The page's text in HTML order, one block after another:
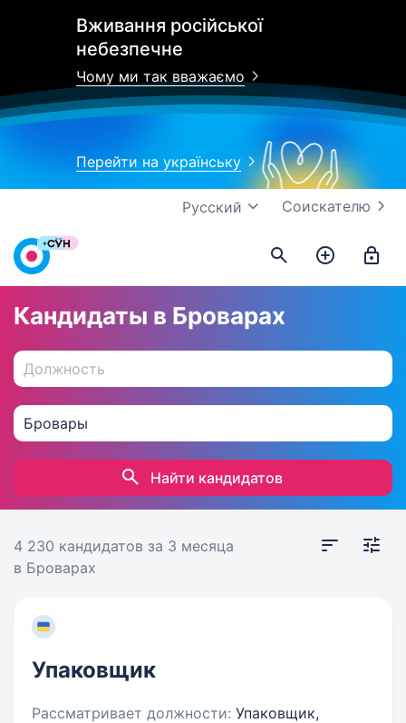
Вживання російської
небезпечне
Чому ми так вважаємо
Перейти на українську
Соискателю
Русский
Кандидаты в Броварах
Найти кандидатов
4 230 кандидатов за 3 месяца
в Броварах
Упаковщик
Рассматривает должности: Упаковщик,